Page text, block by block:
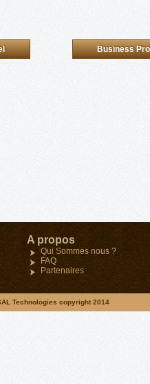
Business
A propos
Qui Sommes nous ?
FAQ
Partenaires
Maroc
34, Angle Avenue Oqba
Oumeir- Agdal-Rabat
Tel : (212)05 37 68 03
Fax : (212) 05 37 68 03
Technologies copyright 2014